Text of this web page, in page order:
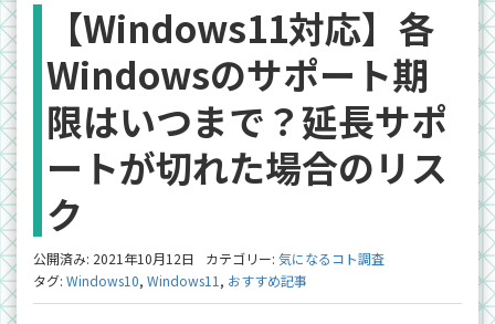
【Windows11対応】各
Windowsのサポート期
限はいつまで？延長サポ
ートが切れた場合のリス
ク
公開済み: 2021年10月12日 カテゴリー: 気になるコト調査
タグ: Windows10, Windows11 , おすすめ記事